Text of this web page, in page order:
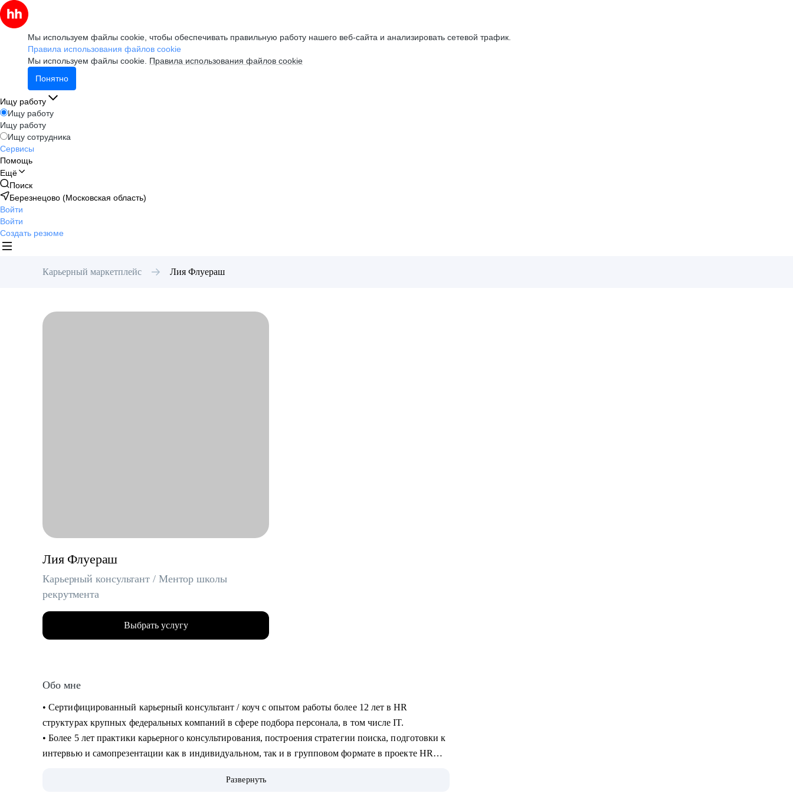
Мы используем файлы cookie, чтобы обеспечивать правильную работу нашего веб-сайта и анализировать сетевой трафик.
Правила использования файлов cookie
Мы используем файлы cookie. Правила использования файлов cookie
Понятно
Ищу работу
Ищу работу
Ищу работу
Ищу сотрудника
Сервисы
Помощь
Ещё
Поиск
Березнецово (Московская область)
Войти
Войти
Создать резюме
Карьерный маркетплейс Лия Флуераш
Лия Флуераш
Карьерный консультант / Ментор школы
рекрутмента
Выбрать услугу
Обо мне
• Сертифицированный карьерный консультант / коуч с опытом работы более 12 лет в HR
структурах крупных федеральных компаний в сфере подбора персонала, в том числе IT.
• Более 5 лет практики карьерного консультирования, построения стратегии поиска, подготовки к
интервью и самопрезентации как в индивидуальном, так и в групповом формате в проекте HR
• 5000+ составленных резюме для специалистов разного уровня и специализации.
Развернуть